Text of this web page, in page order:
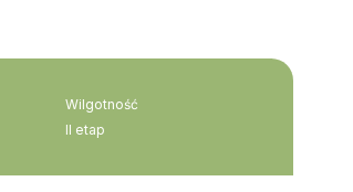
Wilgotność
II etap